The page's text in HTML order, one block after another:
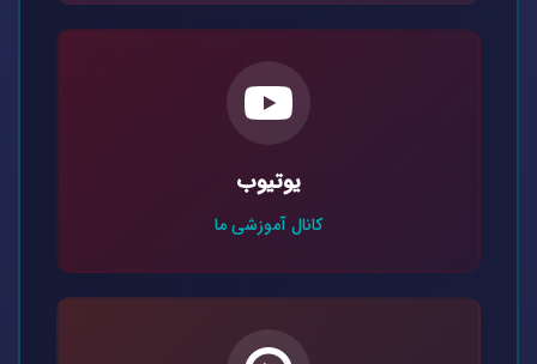
یوتیوب
کانال آموزشی ما